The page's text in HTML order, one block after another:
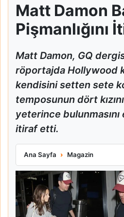
Matt Damon
Pişmanlığını
Matt Damon, GQ
röportajda Hollywood
kendisini setten sete
temposunun dört
yeterince
itiraf etti.
Ana Sayfa Magazin
Matt Damon Babalık